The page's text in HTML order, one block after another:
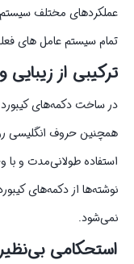
تمام سیستم عامل های
ترکیبی از
در ساخت دکمه‌های کیبورد
همچنین حروف انگلیسی
استفاده طولانی‌مدت و
نوشته‌ها از دکمه‌های
نمی‌شود.
استحکامی